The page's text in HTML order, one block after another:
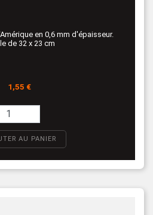
en 0,6 mm d'épaisseur.
de 32 x 23 cm
Prix
1,55 €
AU PANIER